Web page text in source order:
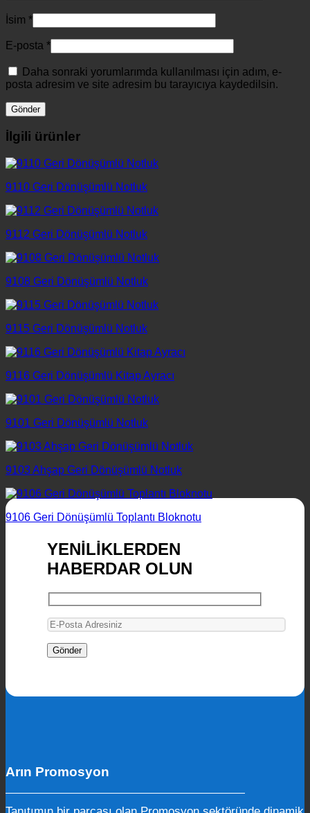
İsim *
E-posta *
Daha sonraki yorumlarımda kullanılması için adım, e-
posta adresim ve site adresim bu tarayıcıya kaydedilsin.
İlgili ürünler
9110 Geri Dönüşümlü Notluk
9112 Geri Dönüşümlü Notluk
9108 Geri Dönüşümlü Notluk
9115 Geri Dönüşümlü Notluk
9116 Geri Dönüşümlü Kitap Ayracı
9101 Geri Dönüşümlü Notluk
9103 Ahşap Geri Dönüşümlü Notluk
9106 Geri Dönüşümlü Toplantı Bloknotu
YENİLİKLERDEN
HABERDAR OLUN
Arın Promosyon